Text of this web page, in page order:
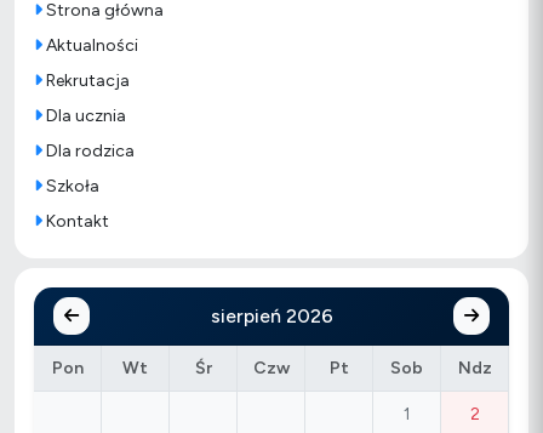
Strona główna
Aktualności
Rekrutacja
Dla ucznia
Dla rodzica
Szkoła
Kontakt
sierpień 2026
Pon Wt Śr Czw Pt Sob Ndz
1 2